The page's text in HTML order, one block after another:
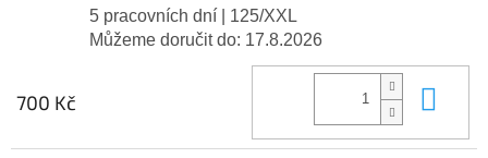
5 pracovních dní
| 125/XXL
Můžeme doručit do: 17.8.2026
700 Kč